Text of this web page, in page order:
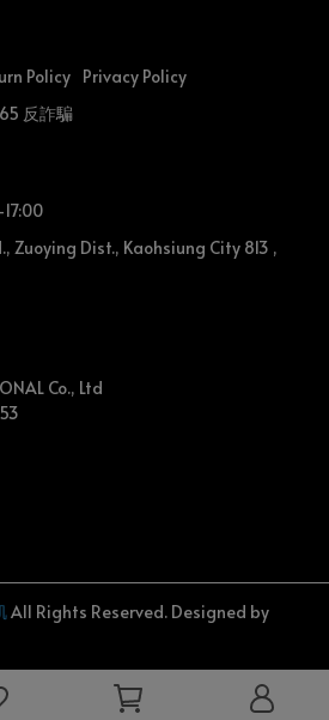
Policy Privacy Policy
反詐騙
Zuoying Dist., Kaohsiung City 813 ,
Co., Ltd
All Rights Reserved. Designed by